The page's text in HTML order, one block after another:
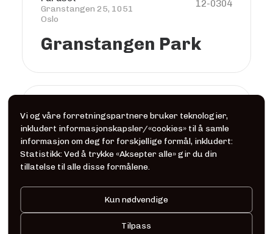
Granstangen 25, 1051
Oslo
12-0304
Granstangen Park
Til salgs
Vi og våre forretningspartnere bruker teknologier,
inkludert informasjonskapsler/«cookies» til å samle
informasjon om deg for forskjellige formål, inkludert:
Statistikk: Ved å trykke «Aksepter alle» gir du din
tillatelse til alle disse formålene.
Kun nødvendige
Tilpass